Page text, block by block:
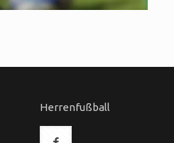
Herrenfußball